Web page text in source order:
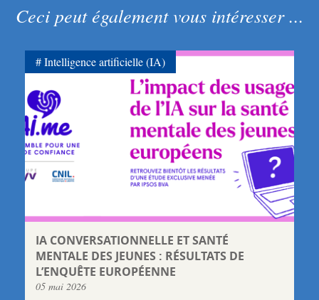
Ceci peut également vous intéresser ...
IA CONVERSATIONNELLE ET SANTÉ
MENTALE DES JEUNES : RÉSULTATS DE
L’ENQUÊTE EUROPÉENNE
05 mai 2026
Intelligence artificielle (IA)